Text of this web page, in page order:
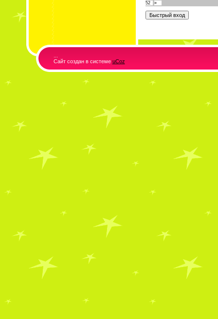
52
»
Сайт создан в системе uCoz